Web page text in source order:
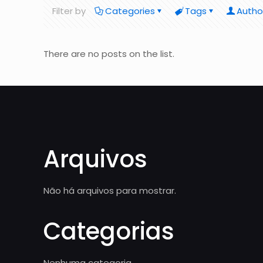
Filter by Categories Tags
There are no posts on the list.
Arquivos
Não há arquivos para mostrar.
Categorias